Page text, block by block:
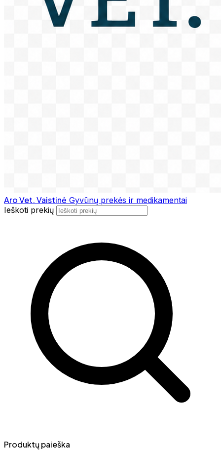
Aro Vet. Vaistinė Gyvūnų prekės ir medikamentai
Ieškoti prekių
Produktų paieška